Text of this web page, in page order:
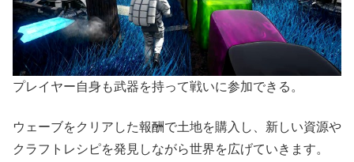
プレイヤー自身も武器を持って戦いに参加できる。
ウェーブをクリアした報酬で土地を購入し、新しい資源や
クラフトレシピを発見しながら世界を広げていきます。